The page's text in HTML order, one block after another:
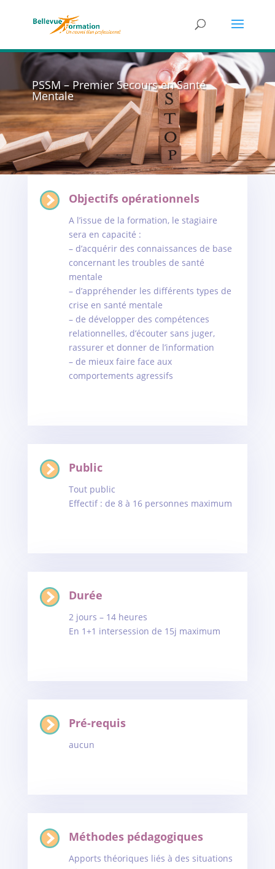
PSSM – Premier Secours en Santé
Mentale
Objectifs opérationnels
A l’issue de la formation, le stagiaire
sera en capacité :
– d’acquérir des connaissances de base
concernant les troubles de santé
mentale
– d’appréhender les différents types de
crise en santé mentale
– de développer des compétences
relationnelles, d’écouter sans juger,
rassurer et donner de l’information
– de mieux faire face aux
comportements agressifs
Public
Tout public
Effectif : de 8 à 16 personnes maximum
Durée
2 jours – 14 heures
En 1+1 intersession de 15j maximum
Pré-requis
aucun
Méthodes pédagogiques
Apports théoriques liés à des situations